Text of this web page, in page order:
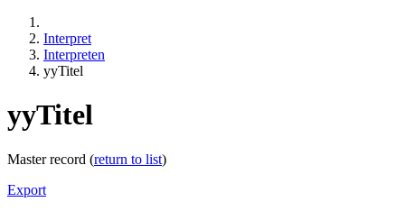
Interpret
Interpreten
yyTitel
yyTitel
Master record (return to list)
Export